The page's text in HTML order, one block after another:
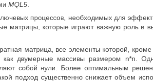
MQL5.
процессов, необходимых для
матрицы, которые играют важную роль в
матрица, все элементы которой,
как двумерные массивы размером n*n.
собой нули. Более оптимальным
подход существенно снижает объем